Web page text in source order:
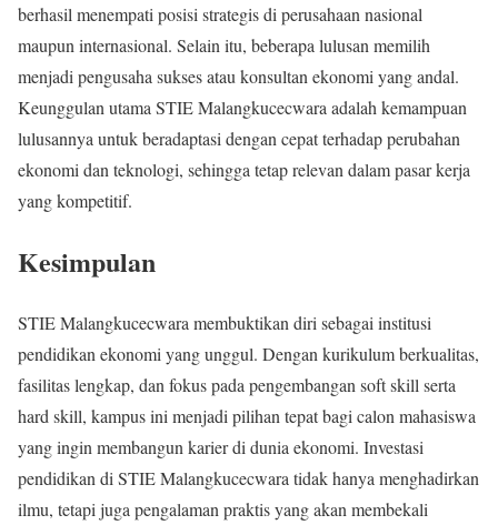
berhasil menempati posisi strategis di perusahaan nasional
maupun internasional. Selain itu, beberapa lulusan memilih
menjadi pengusaha sukses atau konsultan ekonomi yang andal.
Keunggulan utama STIE Malangkucecwara adalah kemampuan
lulusannya untuk beradaptasi dengan cepat terhadap perubahan
ekonomi dan teknologi, sehingga tetap relevan dalam pasar kerja
yang kompetitif.
Kesimpulan
STIE Malangkucecwara membuktikan diri sebagai institusi
pendidikan ekonomi yang unggul. Dengan kurikulum berkualitas,
fasilitas lengkap, dan fokus pada pengembangan soft skill serta
hard skill, kampus ini menjadi pilihan tepat bagi calon mahasiswa
yang ingin membangun karier di dunia ekonomi. Investasi
pendidikan di STIE Malangkucecwara tidak hanya menghadirkan
ilmu, tetapi juga pengalaman praktis yang akan membekali